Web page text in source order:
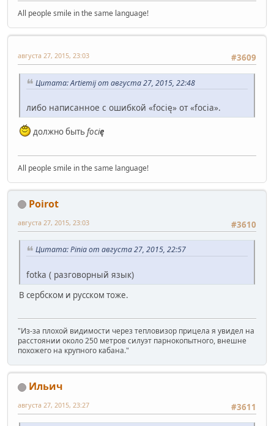
All people smile in the same language!
#3609
августа 27, 2015, 23:03
Цитата: Artiemij от августа 27, 2015, 22:48
либо написанное с ошибкой «focię» от «focia».
должно бытьfocię
All people smile in the same language!
Poirot
#3610
августа 27, 2015, 23:03
Цитата: Pinia от августа 27, 2015, 22:57
fotka ( разговорный язык)
В сербском и русском тоже.
"Из-за плохой видимости через тепловизор прицела я увидел на
расстоянии около 250 метров силуэт парнокопытного, внешне
похожего на крупного кабана."
Ильич
#3611
августа 27, 2015, 23:27